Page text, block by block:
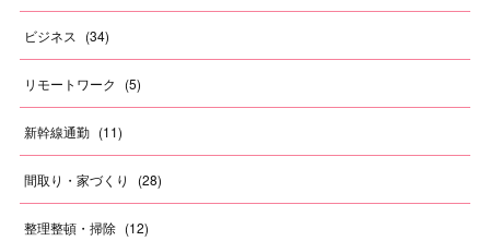
ビジネス (34)
リモートワーク (5)
新幹線通勤 (11)
間取り・家づくり (28)
整理整頓・掃除 (12)